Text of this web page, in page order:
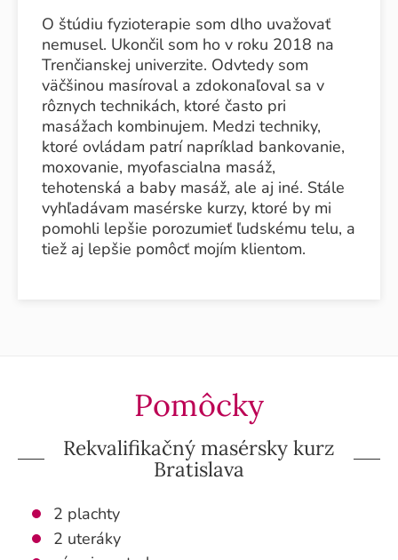
O štúdiu fyzioterapie som dlho uvažovať
nemusel. Ukončil som ho v roku 2018 na
Trenčianskej univerzite. Odvtedy som
väčšinou masíroval a zdokonaľoval sa v
rôznych technikách, ktoré často pri
masážach kombinujem. Medzi techniky,
ktoré ovládam patrí napríklad bankovanie,
moxovanie, myofascialna masáž,
tehotenská a baby masáž, ale aj iné. Stále
vyhľadávam masérske kurzy, ktoré by mi
pomohli lepšie porozumieť ľudskému telu, a
tiež aj lepšie pomôcť mojím klientom.
Pomôcky
Rekvalifikačný masérsky kurz
Bratislava
2 plachty
2 uteráky